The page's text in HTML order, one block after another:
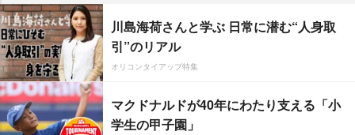
川島海荷さんと学ぶ 日常に潜む“人身取
引”のリアル
オリコンタイアップ特集
マクドナルドが40年にわたり支える「小
学生の甲子園」